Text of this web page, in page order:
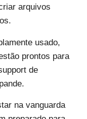
arquivos
usado,
prontos para
de
na vanguarda